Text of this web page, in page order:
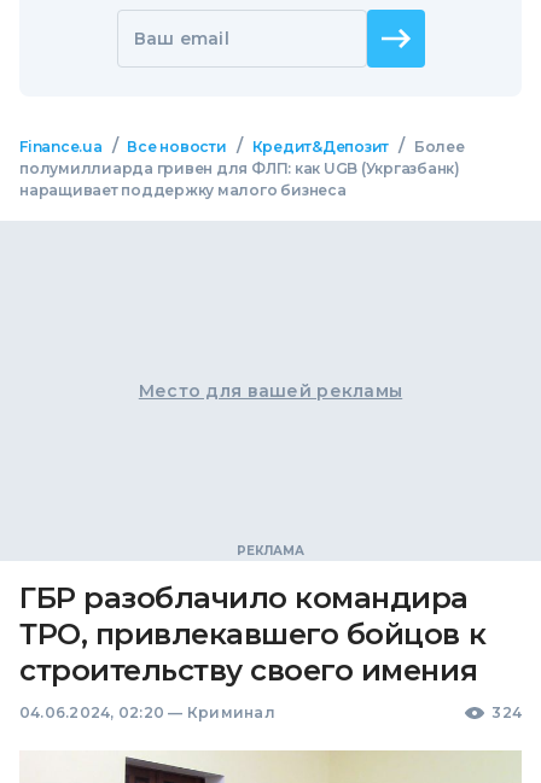
Ваш email
Finance.ua / Все новости / Кредит&Депозит /
Более
полумиллиарда гривен для ФЛП: как UGB (Укргазбанк)
наращивает поддержку малого бизнеса
Место для вашей рекламы
ГБР разоблачило командира
ТРО, привлекавшего бойцов к
строительству своего имения
04.06.2024, 02:20 — Криминал 324